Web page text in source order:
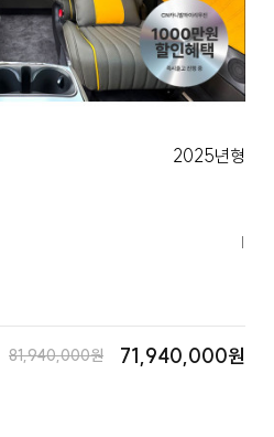
2025년형
|
81,940,000원 71,940,000원